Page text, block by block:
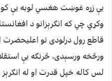
یې زړه غوښت هغسي لوبه یې
وکړي چي که انګرېزانو د
قاطع رول درلودی نو اعلیحضرت
ورڅخه ورسېدی، څرنګه یې
لس کاله خپل قدرت او له